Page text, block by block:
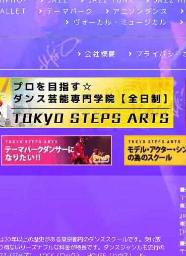
テーマパーク アニソンダンス
ヴォーカル・ミュージカル
会社概要 プライバシー
20年以上の歴史がある東京都内のダンススクールです。受け放
ないリーズナブルな料金が特長です。ダンスジャンルも流行の
■
■